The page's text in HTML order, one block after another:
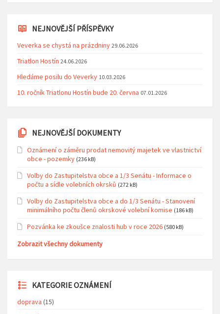
NEJNOVĚJŠÍ PŘÍSPĚVKY
Veverka se chystá na prázdniny 29.06.2026
Triatlon Hostín 24.06.2026
Hledáme posilu do Veverky 10.03.2026
10. ročník Triatlonu Hostín bude 20. června 07.01.2026
NEJNOVĚJŠÍ DOKUMENTY
Oznámení o záměru prodat nemovitý majetek ve vlastnictví
obce - pozemky (236 kB)
Volby do Zastupitelstva obce a 1/3 Senátu - Informace o
počtu a sídle volebních okrsků (272 kB)
Volby do Zastupitelstva obce a do 1/3 Senátu - Stanovení
minimálního počtu členů okrskové volební komise (186 kB)
Pozvánka ke zkoušce znalosti hub v roce 2026 (580 kB)
Zobrazit všechny dokumenty
KATEGORIE OZNÁMENÍ
doprava (15)